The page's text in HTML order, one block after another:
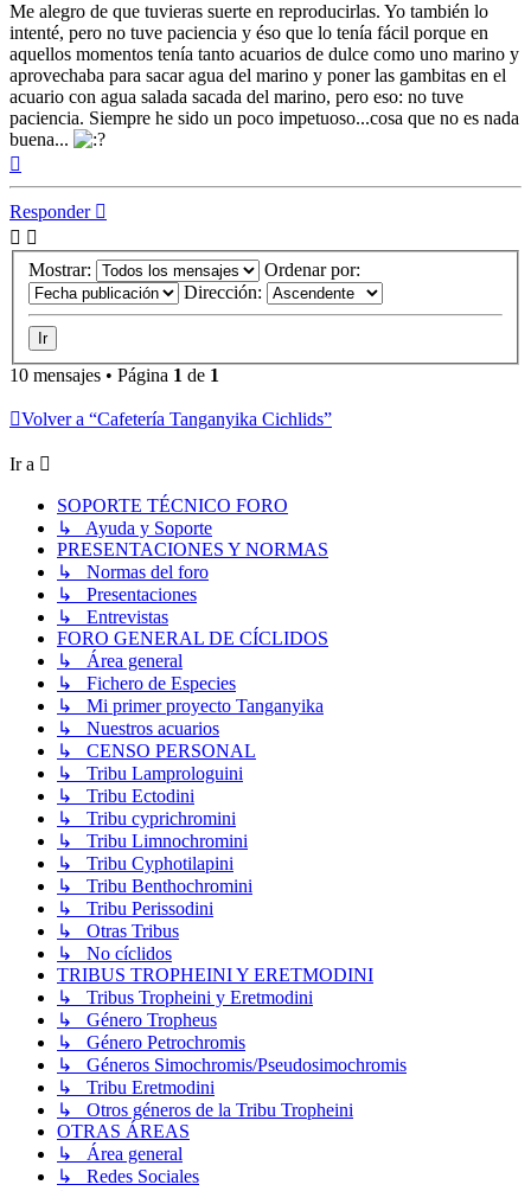
Me alegro de que tuvieras suerte en reproducirlas. Yo también lo
intenté, pero no tuve paciencia y éso que lo tenía fácil porque en
aquellos momentos tenía tanto acuarios de dulce como uno marino y
aprovechaba para sacar agua del marino y poner las gambitas en el
acuario con agua salada sacada del marino, pero eso: no tuve
paciencia. Siempre he sido un poco impetuoso...cosa que no es nada
buena...
Responder
Mostrar:
Ordenar por:
Dirección:
10 mensajes • Página 1 de 1
Volver a “Cafetería Tanganyika Cichlids”
Ir a
SOPORTE TÉCNICO FORO
↳ Ayuda y Soporte
PRESENTACIONES Y NORMAS
↳ Normas del foro
↳ Presentaciones
↳ Entrevistas
FORO GENERAL DE CÍCLIDOS
↳ Área general
↳ Fichero de Especies
↳ Mi primer proyecto Tanganyika
↳ Nuestros acuarios
↳ CENSO PERSONAL
↳ Tribu Lamprologuini
↳ Tribu Ectodini
↳ Tribu cyprichromini
↳ Tribu Limnochromini
↳ Tribu Cyphotilapini
↳ Tribu Benthochromini
↳ Tribu Perissodini
↳ Otras Tribus
↳ No cíclidos
TRIBUS TROPHEINI Y ERETMODINI
↳ Tribus Tropheini y Eretmodini
↳ Género Tropheus
↳ Género Petrochromis
↳ Géneros Simochromis/Pseudosimochromis
↳ Tribu Eretmodini
↳ Otros géneros de la Tribu Tropheini
OTRAS ÁREAS
↳ Área general
↳ Redes Sociales